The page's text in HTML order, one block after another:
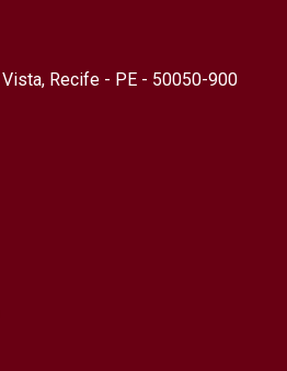
Recife - PE - 50050-900